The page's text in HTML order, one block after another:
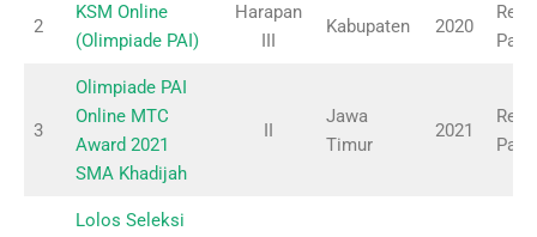
2
KSM Online
(Olimpiade PAI)
Harapan
III
Kabupaten 2020
Reza
3
Olimpiade PAI
Online MTC
Award 2021
SMA Khadijah
II
Jawa
Timur
2021
Reza
Lolos Seleksi